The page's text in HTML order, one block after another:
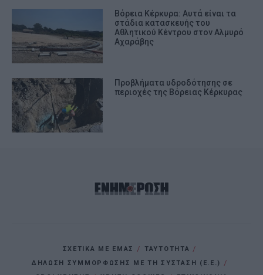
Βόρεια Κέρκυρα: Αυτά είναι τα
στάδια κατασκευής του
Αθλητικού Κέντρου στον Αλμυρό
Αχαράβης
Προβλήματα υδροδότησης σε
περιοχές της Βόρειας Κέρκυρας
ΣΧΕΤΙΚΑ ΜΕ ΕΜΑΣ
ΤΑΥΤΟΤΗΤΑ
ΔΗΛΩΣΗ ΣΥΜΜΟΡΦΩΣΗΣ ΜΕ ΤΗ ΣΥΣΤΑΣΗ (Ε.Ε.)